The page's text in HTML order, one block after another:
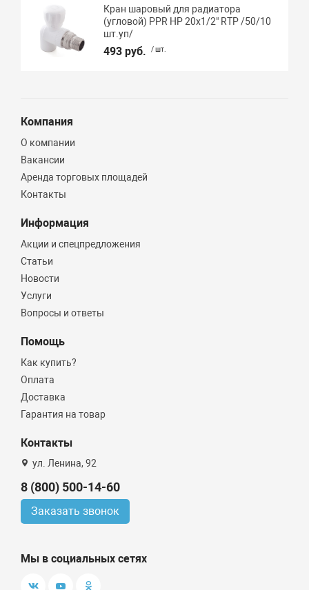
Кран шаровый для радиатора
(угловой) PPR НР 20х1/2" RTP /50/10
шт.уп/
493 руб. / шт.
Компания
О компании
Вакансии
Аренда торговых площадей
Контакты
Информация
Акции и спецпредложения
Статьи
Новости
Услуги
Вопросы и ответы
Помощь
Как купить?
Оплата
Доставка
Гарантия на товар
Контакты
ул. Ленина, 92
8 (800) 500-14-60
Заказать звонок
Мы в социальных сетях